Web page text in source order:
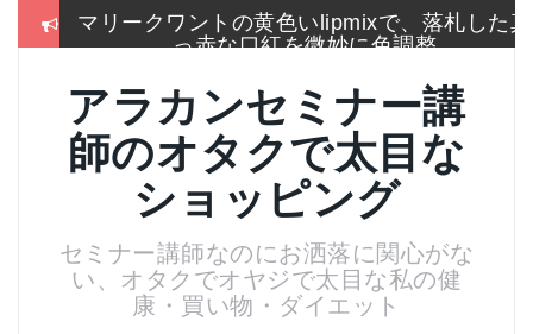
マリークワントの黄色いlipmixで、落札した真
っ赤な口紅を微妙に色調整
冬はこれしか履かないSEIYO防寒タイツもう
手放せないのに通販無い
2017通販各社のおせち売れ筋ランキングをま
とめて一挙大公開
クス美肌活性化美顔器
名刺より大きいサイズのトレカケースでアイ
スブレークカード整理
アラカンセミナー講
師のオタクで太目な
ショッピング
セミナー講師なのにお洒落に関心がな
い、オタクでオヤジで太目な私の健
康・買い物・ダイエット